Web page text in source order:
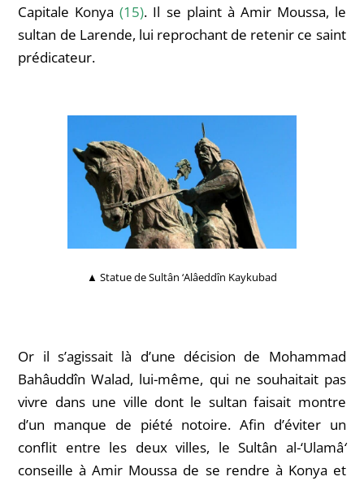
Capitale Konya (15). Il se plaint à Amir Moussa, le
sultan de Larende, lui reprochant de retenir ce saint
prédicateur.
▲ Statue de Sultân ‘Alâeddîn Kaykubad
Or il s’agissait là d’une décision de Mohammad
Bahâuddîn Walad, lui-même, qui ne souhaitait pas
vivre dans une ville dont le sultan faisait montre
d’un manque de piété notoire. Afin d’éviter un
conflit entre les deux villes, le Sultân al-‘Ulamâ‘
conseille à Amir Moussa de se rendre à Konya et